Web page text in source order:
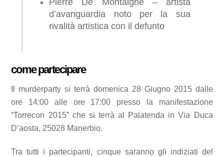
Pierre De Montaigne – artista
d’avanguardia noto per la sua
rivalità artistica con il defunto
come partecipare
Il murderparty si terrà domenica 28 Giugno 2015 dalle
ore 14:00 alle ore 17:00 presso la manifestazione
“Torrecon 2015” che si terrà al Palatenda in Via Duca
D’aosta, 25028 Manerbio.
Tra tutti i partecipanti, cinque saranno gli indiziati del